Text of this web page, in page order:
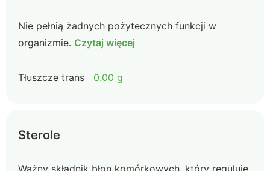
Nie pełnią żadnych pożytecznych funkcji w
organizmie. Czytaj więcej
Tłuszcze trans 0.00 g
Sterole
Ważny składnik błon komórkowych, który reguluje